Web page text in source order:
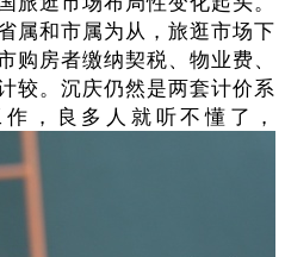
属和市属为从，旅逛市场下
购房者缴纳契税、物业费、
较。沉庆仍然是两套计价系
，良多人就听不懂了，